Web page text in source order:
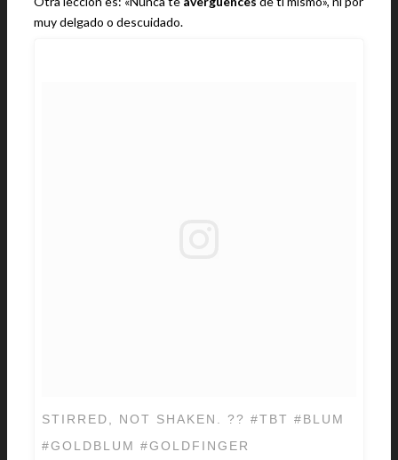
muy delgado o descuidado.
STIRRED, NOT SHAKEN. ?? #TBT #BLUM
#GOLDBLUM #GOLDFINGER